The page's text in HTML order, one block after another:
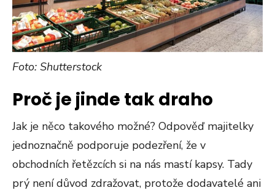
Foto: Shutterstock
Proč je jinde tak draho
Jak je něco takového možné? Odpověď majitelky
jednoznačně podporuje podezření, že v
obchodních řetězcích si na nás mastí kapsy. Tady
prý není důvod zdražovat, protože dodavatelé ani